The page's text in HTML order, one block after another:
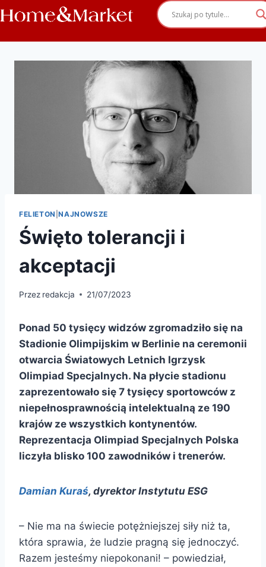
FELIETON |NAJNOWSZE
Święto tolerancji i
akceptacji
Przez redakcja 21/07/2023
Ponad 50 tysięcy widzów zgromadziło się na
Stadionie Olimpijskim w Berlinie na ceremonii
otwarcia Światowych Letnich Igrzysk
Olimpiad Specjalnych. Na płycie stadionu
zaprezentowało się 7 tysięcy sportowców z
niepełnosprawnością intelektualną ze 190
krajów ze wszystkich kontynentów.
Reprezentacja Olimpiad Specjalnych Polska
liczyła blisko 100 zawodników i trenerów.
Damian Kuraś, dyrektor Instytutu ESG
– Nie ma na świecie potężniejszej siły niż ta,
która sprawia, że ludzie pragną się jednoczyć.
Razem jesteśmy niepokonani! – powiedział,